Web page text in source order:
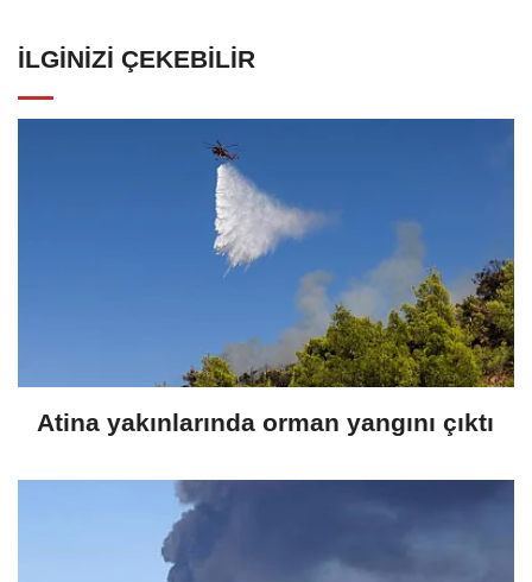
İLGINIZI ÇEKEBILIR
Atina yakınlarında orman yangını çıktı